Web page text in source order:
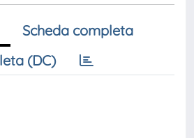
Scheda completa
(DC)